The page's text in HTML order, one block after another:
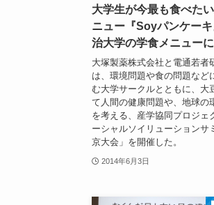
大学生が今最も食べた
ニュー『Soyパンケー
治大学の学食メニュー
大塚製薬株式会社と電通若者
は、環境問題や食の問題など
む大学サークルとともに、大
て人間の健康問題や、地球の
を考える、産学協同プロジェ
ーシャルソイリューションサ
京大会」を開催した。
2014年6月3日